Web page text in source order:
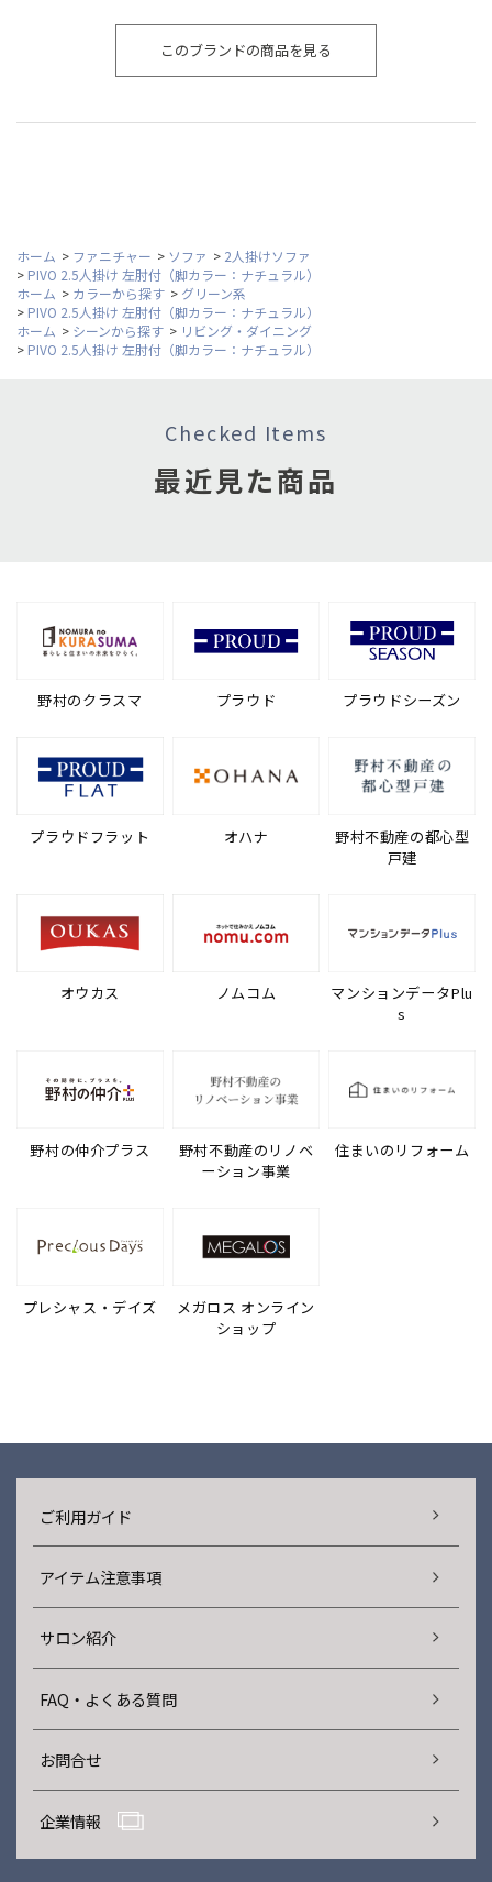
このブランドの商品を見る
ホーム > ファニチャー > ソファ > 2人掛けソファ
> PIVO 2.5人掛け 左肘付（脚カラー：ナチュラル）
ホーム > カラーから探す > グリーン系
> PIVO 2.5人掛け 左肘付（脚カラー：ナチュラル）
ホーム > シーンから探す > リビング・ダイニング
> PIVO 2.5人掛け 左肘付（脚カラー：ナチュラル）
Checked Items
最近見た商品
野村のクラスマ プラウド プラウドシーズン
プラウドフラット オハナ
野村不動産の都心型
戸建
オウカス ノムコム
マンションデータPlu
s
野村の仲介プラス
野村不動産のリノベ
ーション事業
住まいのリフォーム
プレシャス・デイズ
メガロス オンライン
ショップ
ご利用ガイド
アイテム注意事項
サロン紹介
FAQ・よくある質問
お問合せ
企業情報